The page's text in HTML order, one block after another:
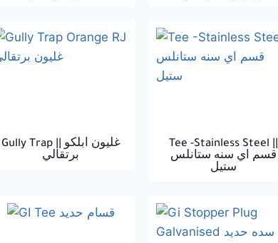
Gully Trap || غليون ابلكو
برتقالي
Tee -Stainless Steel ||
قسم اي سنه ستانلس
ستيل